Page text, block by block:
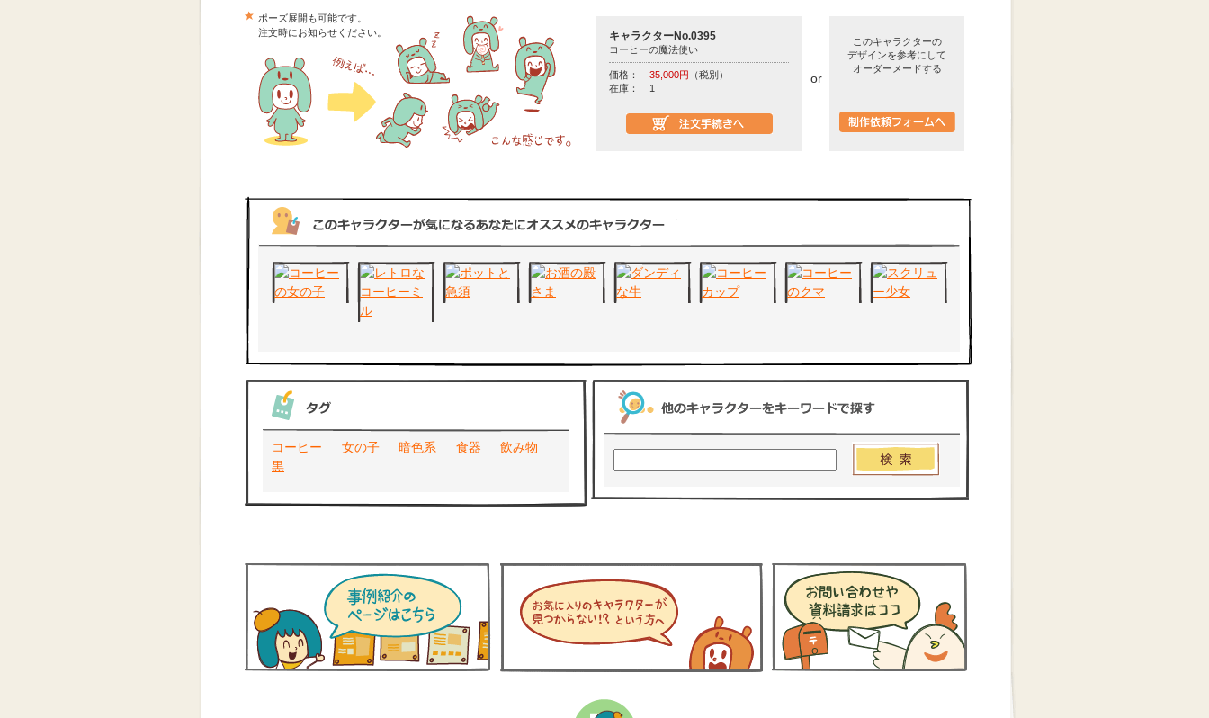
ポーズ展開も可能です。
注文時にお知らせください。
キャラクターNo.0395
コーヒーの魔法使い
価格： 35,000円 （税別）
在庫：
1
or
このキャラクターの
デザインを参考にして
オーダーメードする
コーヒー 女の子 暗色系 食器
飲み物
黒